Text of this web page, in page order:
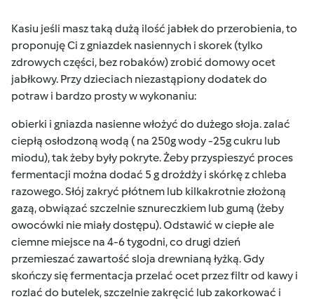
Kasiu jeśli masz taką dużą ilość jabłek do przerobienia, to
proponuję Ci z gniazdek nasiennych i skorek (tylko
zdrowych części, bez robaków) zrobić domowy ocet
jabłkowy. Przy dzieciach niezastąpiony dodatek do
potraw i bardzo prosty w wykonaniu:
obierki i gniazda nasienne włożyć do dużego słoja. zalać
ciepłą osłodzoną wodą ( na 250g wody -25g cukru lub
miodu), tak żeby były pokryte. Żeby przyspieszyć proces
fermentacji można dodać 5 g drożdży i skórkę z chleba
razowego. Słój zakryć płótnem lub kilkakrotnie złożoną
gazą, obwiązać szczelnie sznureczkiem lub gumą (żeby
owocówki nie miały dostępu). Odstawić w ciepłe ale
ciemne miejsce na 4-6 tygodni, co drugi dzień
przemieszać zawartość sloja drewnianą łyżką. Gdy
skończy się fermentacja przelać ocet przez filtr od kawy i
rozlać do butelek, szczelnie zakręcić lub zakorkować i